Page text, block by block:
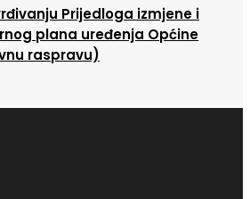
Prijedloga izmjene i
plana uređenja Općine
raspravu)